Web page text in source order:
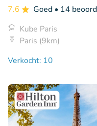
7.6 Goed • 14
Kube Paris
Paris (9km)
Verkocht: 10